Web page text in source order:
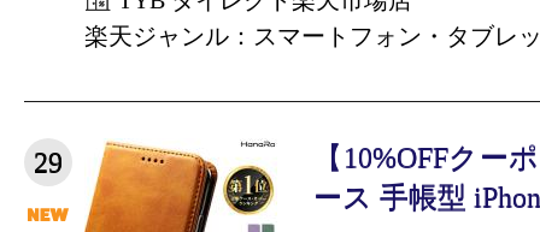
楽天ジャンル：スマートフォン・タブレ
29
【10%OFFクー
ース 手帳型